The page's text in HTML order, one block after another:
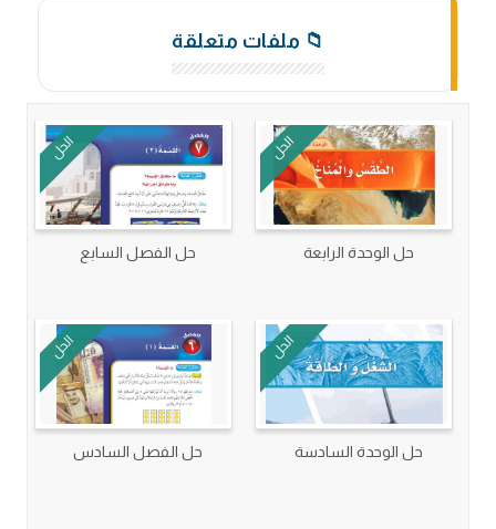
📁 ملفات متعلقة
الحل
حل الوحدة الرابعة
الحل
حل الفصل السابع
الحل
حل الوحدة السادسة
الحل
حل الفصل السادس